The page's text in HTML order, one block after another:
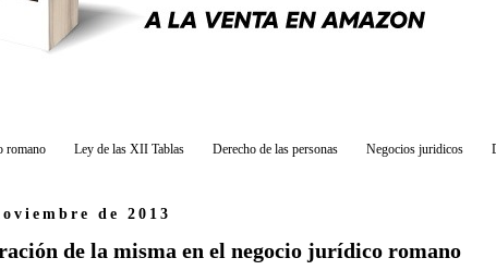
romano Ley de las XII Tablas Derecho de las personas Negocios juridicos
de 2013
de la misma en el negocio jurídico romano